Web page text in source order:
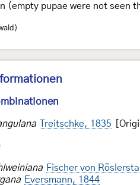
(empty pupae were not
Treitschke, 1835
Fischer von
Eversmann, 1844